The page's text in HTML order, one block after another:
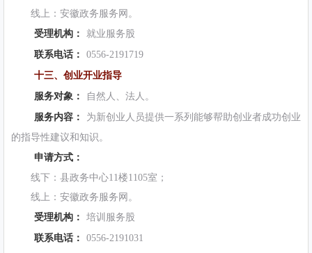
线上：安徽政务服务网。
受理机构：
就业服务股
联系电话：
0556-2191719
十三、创业开业指导
服务对象：
自然人、法人。
服务内容：
为新创业人员提供一系列能够帮助创业者成功创业
的指导性建议和知识。
申请方式：
线下：县政务中心11楼1105室；
线上：安徽政务服务网。
受理机构：
培训服务股
联系电话：
0556-2191031